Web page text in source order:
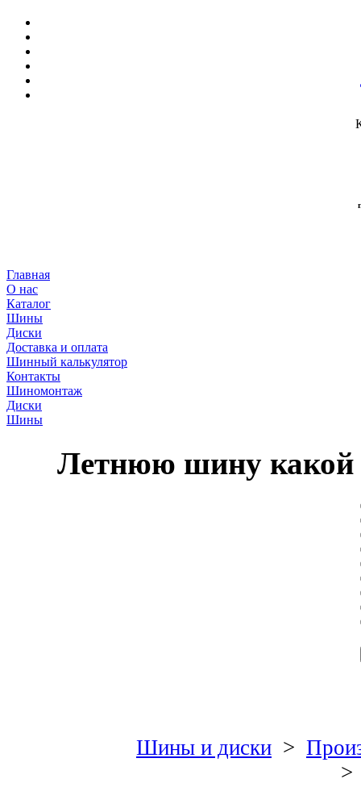
Главная
О нас
Каталог
Шины
Диски
Доставка и оплата
Шинный калькулятор
Контакты
Шиномонтаж
Диски
Шины
Летнюю шину какой
Шины и диски>
>